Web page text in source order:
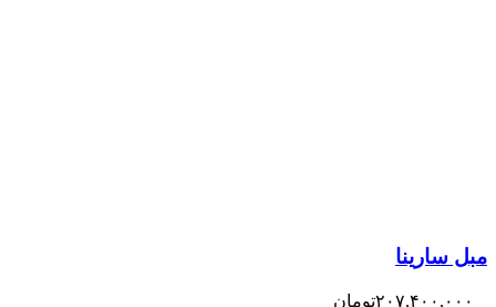
مبل سارینا
۲۰۷,۴۰۰,۰۰۰تومان